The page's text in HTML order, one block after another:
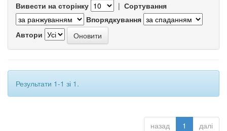
Вивести на сторінку | Сортування
Впорядкування
Автори
Результати 1-1 зі 1.
назад 1 далі